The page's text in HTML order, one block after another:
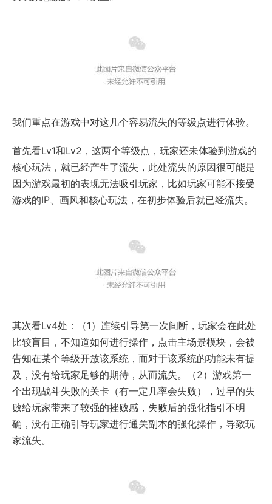
我们重点在游戏中对这几个容易流失的等级点进行体验。
首先看Lv1和Lv2，这两个等级点，玩家还未体验到游戏的
核心玩法，就已经产生了流失，此处流失的原因很可能是
因为游戏最初的表现无法吸引玩家，比如玩家可能不接受
游戏的IP、画风和核心玩法，在初步体验后就已经流失。
其次看Lv4处：（1）连续引导第一次间断，玩家会在此处
比较盲目，不知道如何进行操作，点击主场景模块，会被
告知在某个等级开放该系统，而对于该系统的功能未有提
及，没有给玩家足够的期待，从而流失。（2）游戏第一
个出现战斗失败的关卡（有一定几率会失败），过早的失
败给玩家带来了较强的挫败感，失败后的强化指引不明
确，没有正确引导玩家进行通关副本的强化操作，导致玩
家流失。